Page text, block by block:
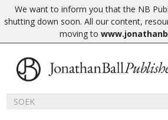
We want to inform you that the NB
shutting down soon. All our content,
moving to